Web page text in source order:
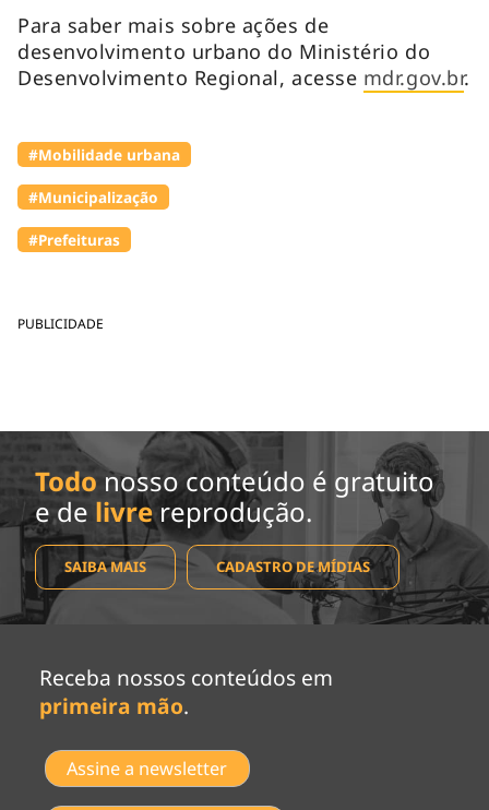
PUBLICIDADE
Para saber mais sobre ações de
desenvolvimento urbano do Ministério do
Desenvolvimento Regional, acesse mdr.gov.br.
#Mobilidade urbana
#Municipalização
#Prefeituras
Todo nosso conteúdo é gratuito
e de livrereprodução.
SAIBA MAIS CADASTRO DE MÍDIAS
Receba nossos conteúdos em
primeira mão.
Assine a newsletter